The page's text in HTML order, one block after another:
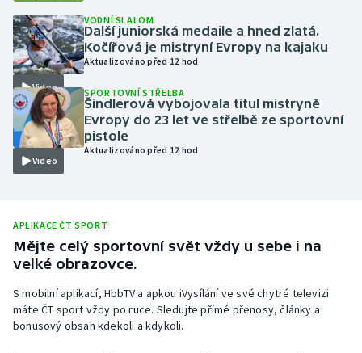
Moderní pětiboj
Motorsport
Olympijské hry
Parasport
Plavání
Ragby
Rychlobruslení
Rychlostní kanoistika
Video
VODNÍ SLALOM
Další juniorská medaile a hned zlatá.
Kočířová je mistryní Evropy na kajaku
Aktualizováno před 12 hod
Video
SPORTOVNÍ STŘELBA
Šindlerová vybojovala titul mistryně
Evropy do 23 let ve střelbě ze sportovní
pistole
Aktualizováno před 12 hod
APLIKACE ČT SPORT
Mějte celý sportovní svět vždy u sebe i na
velké obrazovce.
S mobilní aplikací, HbbTV a apkou iVysílání ve své chytré televizi
máte ČT sport vždy po ruce. Sledujte přímé přenosy, články a
bonusový obsah kdekoli a kdykoli.